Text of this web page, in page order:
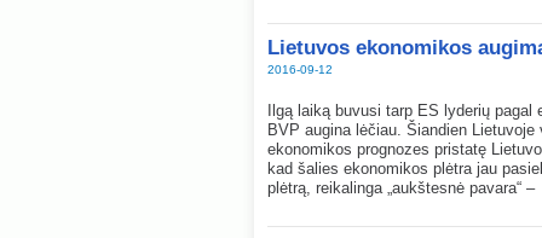
Lietuvos ekonomikos
2016-09-12
Ilgą laiką buvusi tarp ES lyderių
BVP augina lėčiau. Šiandien
ekonomikos prognozes pristatę
kad šalies ekonomikos plėtra jau
plėtrą, reikalinga „aukštesnė pavara“ –